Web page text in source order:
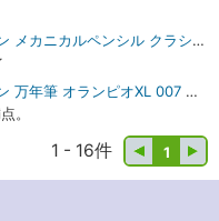
バープレート ライン 漆黒クリップ 0.7mm 商品レビュー
007 カジノ・ロワイヤル M 商品レビュー
。
1
1 - 16件